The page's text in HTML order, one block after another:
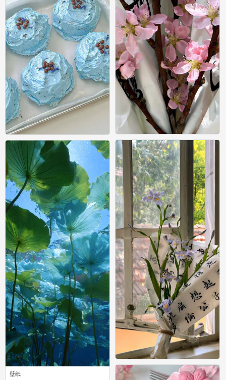
壁纸
0
壁纸
壁纸
美食壁纸
0